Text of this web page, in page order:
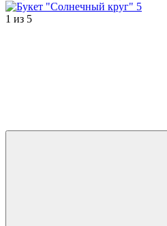
1 из 5